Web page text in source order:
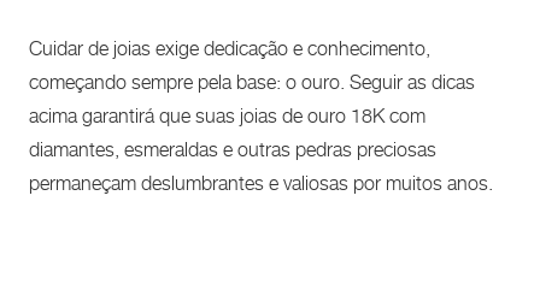
Cuidar de joias exige dedicação e conhecimento,
começando sempre pela base: o ouro. Seguir as dicas
acima garantirá que suas joias de ouro 18K com
diamantes, esmeraldas e outras pedras preciosas
permaneçam deslumbrantes e valiosas por muitos anos.